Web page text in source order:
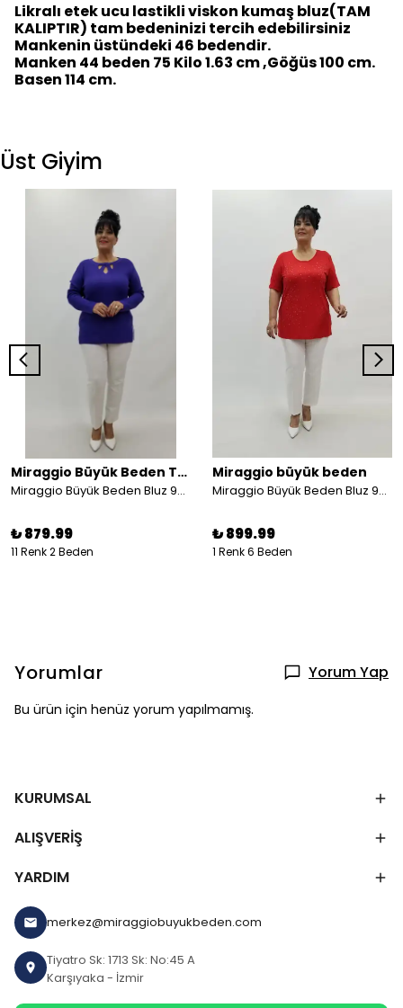
Likralı etek ucu lastikli viskon kumaş bluz(TAM
KALIPTIR) tam bedeninizi tercih edebilirsiniz
Mankenin üstündeki 46 bedendir.
Manken 44 beden 75 Kilo 1.63 cm ,Göğüs 100 cm.
Basen 114 cm.
Üst Giyim
Miraggio Büyük Beden Triko
Miraggio Büyük Beden Bluz 95914
₺ 879.99
11 Renk 2 Beden
Miraggio büyük beden
Miraggio Büyük Beden Bluz 99761 KIRMIZI
₺ 899.99
1 Renk 6 Beden
Yorumlar Yorum Yap
Bu ürün için henüz yorum yapılmamış.
KURUMSAL
ALIŞVERİŞ
YARDIM
merkez@miraggiobuyukbeden.com
Tiyatro Sk: 1713 Sk: No:45 A
Karşıyaka - İzmir